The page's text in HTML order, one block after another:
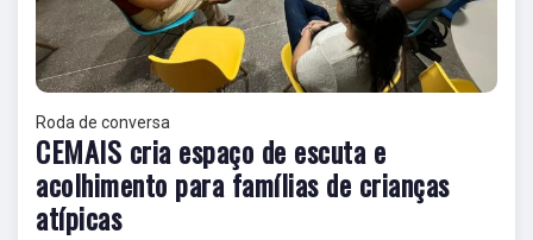
Roda de conversa
CEMAIS cria espaço de escuta e
acolhimento para famílias de crianças
atípicas